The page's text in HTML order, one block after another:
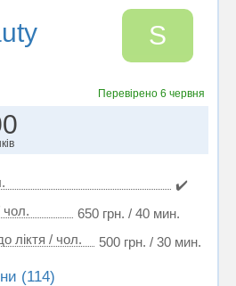
S
Перевірено 6 червня
✔️
чол.
650 грн. / 40 мин.
ліктя / чол.
500 грн. / 30 мин.
(114)